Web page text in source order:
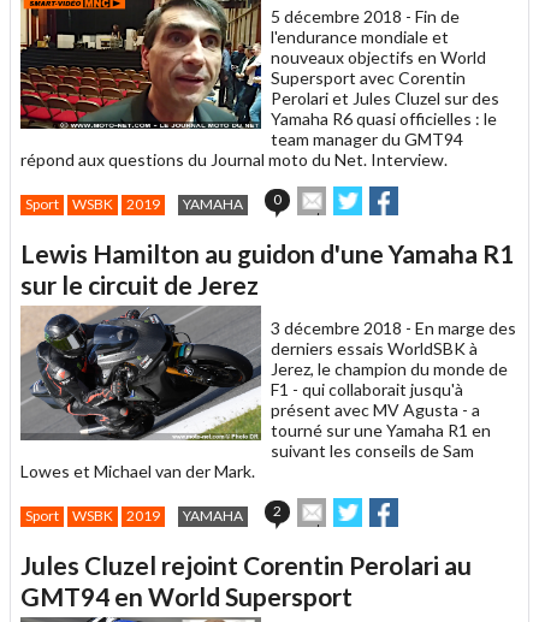
5 décembre 2018 - Fin de
l'endurance mondiale et
nouveaux objectifs en World
Supersport avec Corentin
Perolari et Jules Cluzel sur des
Yamaha R6 quasi officielles : le
team manager du GMT94
répond aux questions du Journal moto du Net. Interview.
Sport WSBK 2019 YAMAHA 0
Envoyer
cet
à
Partager
sur sur
Lewis Hamilton au guidon d'une Yamaha R1
sur le circuit de Jerez
3 décembre 2018 - En marge des
derniers essais WorldSBK à
Jerez, le champion du monde de
F1 - qui collaborait jusqu'à
présent avec MV Agusta - a
tourné sur une Yamaha R1 en
suivant les conseils de Sam
Lowes et Michael van der Mark.
Sport WSBK 2019 YAMAHA 2
Envoyer
cet
à
un
ami
Partager
sur sur
Jules Cluzel rejoint Corentin Perolari au
GMT94 en World Supersport